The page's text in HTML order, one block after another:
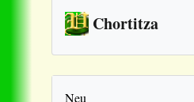
Chortitza
Neu